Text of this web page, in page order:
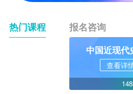
热门课程 报名咨询
中国近现代
查看详